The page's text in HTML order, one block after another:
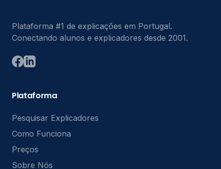
Plataforma #1 de explicações em Portugal.
Conectando alunos e explicadores desde 2001.
Plataforma
Pesquisar Explicadores
Como Funciona
Preços
Sobre Nós